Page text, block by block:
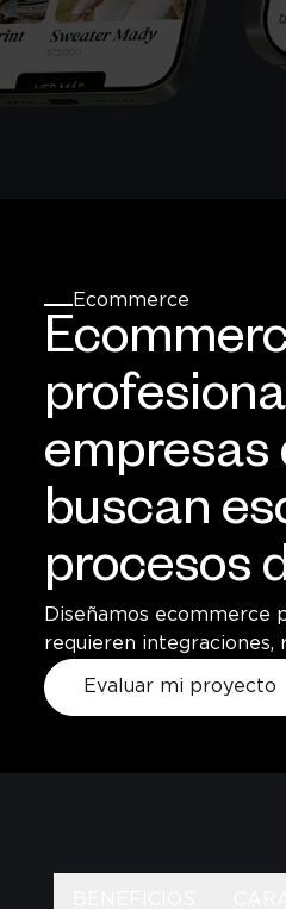
Ecommerce
empresas
buscan
procesos
Diseñamos ecommerce
requieren integraciones,
Evaluar mi proyecto